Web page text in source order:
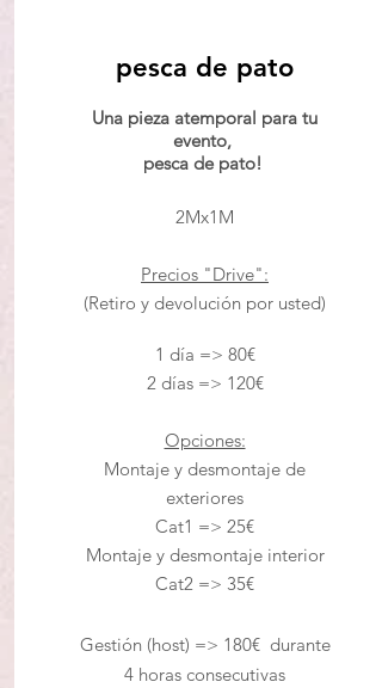
pesca de pato
Una pieza atemporal para tu
evento,
pesca de pato!
2Mx1M
Precios "Drive":
(Retiro y devolución por usted)
1 día => 80€
2 días => 120€
Opciones:
Montaje y desmontaje de
exteriores
Cat1 => 25€
Montaje y desmontaje interior
Cat2 => 35€
Gestión(host) => 180€ durante
4 horas consecutivas